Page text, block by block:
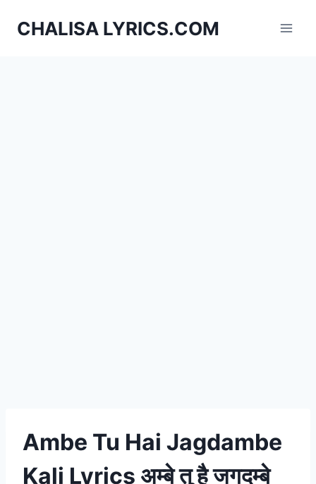
CHALISA LYRICS.COM
Ambe Tu Hai Jagdambe
Kali Lyrics अम्बे तु है जगदम्बे